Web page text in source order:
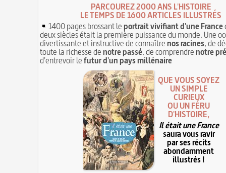
PARCOUREZ 2000 ANS L'HISTOIRE
LE TEMPS DE 1600 ARTICLES ILLUSTRÉS
1400 pages brossant leportrait vivifiant d'une France
deux siècles était la première puissance du monde. Une
divertissante et instructive de connaîtrenos racines, de
toute la richesse denotre passé, de comprendrenotre
d'entrevoir lefutur d'un pays millénaire
QUE VOUS SOYEZ
UN SIMPLE
CURIEUX
OU UN FÉRU
D'HISTOIRE,
Il était une France
saura vous ravir
par ses récits
abondamment
illustrés !